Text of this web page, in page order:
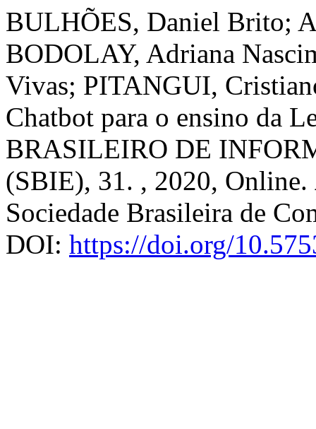
BULHÕES, Daniel Brito;
BODOLAY, Adriana
Vivas; PITANGUI,
Chatbot para o ensino da
BRASILEIRO DE
(SBIE), 31. , 2020, Online.
Sociedade Brasileira de
DOI: https://doi.org/